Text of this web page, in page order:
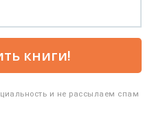
книги!
и не рассылаем спам